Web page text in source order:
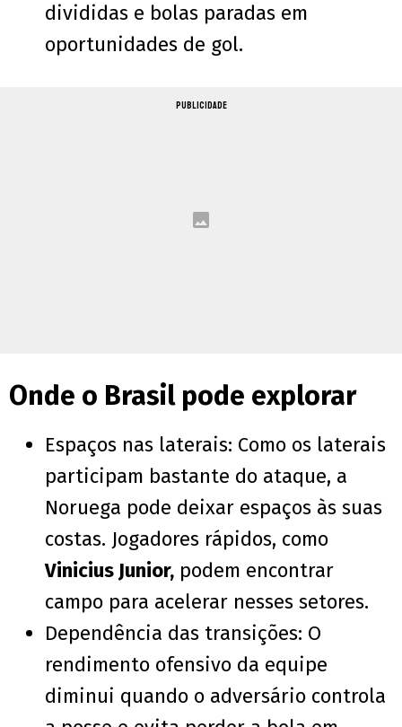
divididas e bolas paradas em
oportunidades de gol.
PUBLICIDADE
Onde o Brasil pode explorar
Espaços nas laterais: Como os laterais
participam bastante do ataque, a
Noruega pode deixar espaços às suas
costas. Jogadores rápidos, como
Vinicius Junior, podem encontrar
campo para acelerar nesses setores.
Dependência das transições: O
rendimento ofensivo da equipe
diminui quando o adversário controla